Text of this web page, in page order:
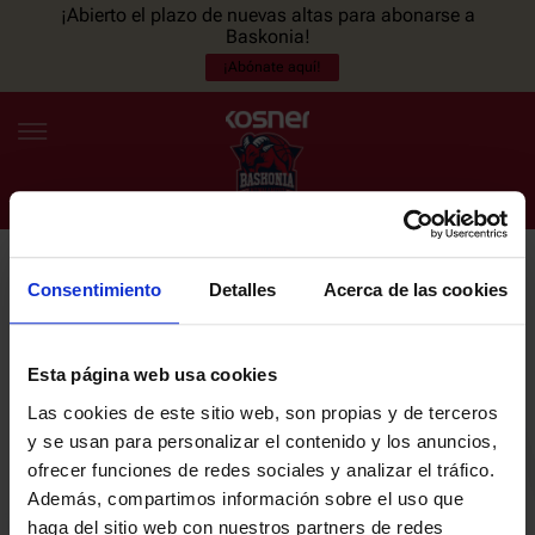
Consentimiento Detalles Acerca de las cookies
Esta página web usa cookies
Las cookies de este sitio web, son propias y de terceros
y se usan para personalizar el contenido y los anuncios,
ofrecer funciones de redes sociales y analizar el tráfico.
Además, compartimos información sobre el uso que
haga del sitio web con nuestros partners de redes
¡Abierto el plazo de nuevas altas para abonarse a
Baskonia!
¡Abónate aquí!
ES EU
NOTICIAS
PLANTILLA
ENTRADAS
NEWSLETTER
últimas noticias y promociones del club.
Email
He leído y acepto laPolítica de privacidaddel SASKI BASKONIA